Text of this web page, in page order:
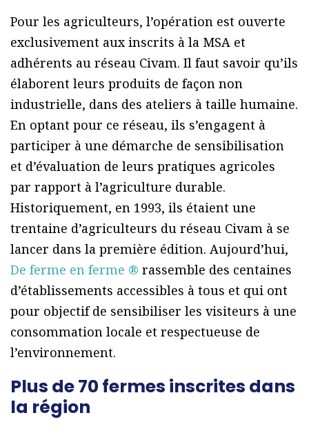
Pour les agriculteurs, l’opération est ouverte
exclusivement aux inscrits à la MSA et
adhérents au réseau Civam. Il faut savoir qu’ils
élaborent leurs produits de façon non
industrielle, dans des ateliers à taille humaine.
En optant pour ce réseau, ils s’engagent à
participer à une démarche de sensibilisation
et d’évaluation de leurs pratiques agricoles
par rapport à l’agriculture durable.
Historiquement, en 1993, ils étaient une
trentaine d’agriculteurs du réseau Civam à se
lancer dans la première édition. Aujourd’hui,
De ferme en ferme ® rassemble des centaines
d’établissements accessibles à tous et qui ont
pour objectif de sensibiliser les visiteurs à une
consommation locale et respectueuse de
l’environnement.
Plus de 70 fermes inscrites dans
la région